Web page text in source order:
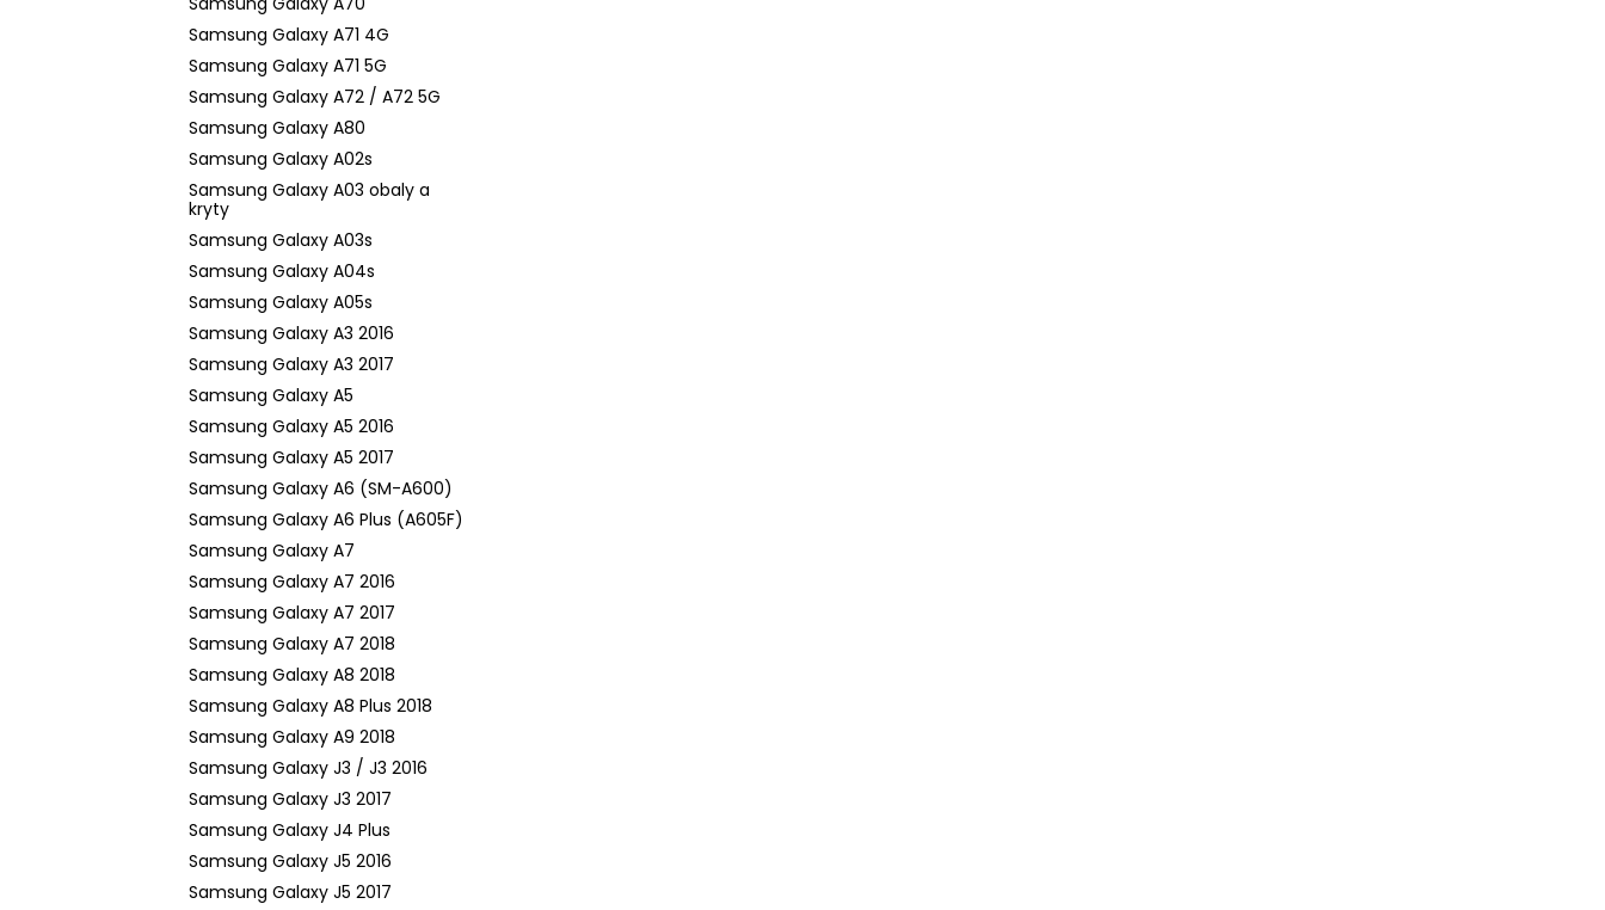
Samsung Galaxy A71 4G
Samsung Galaxy A71 5G
Samsung Galaxy A72 / A72 5G
Samsung Galaxy A80
Samsung Galaxy A02s
Samsung Galaxy A03 obaly a
kryty
Samsung Galaxy A03s
Samsung Galaxy A04s
Samsung Galaxy A05s
Samsung Galaxy A3 2016
Samsung Galaxy A3 2017
Samsung Galaxy A5
Samsung Galaxy A5 2016
Samsung Galaxy A5 2017
Samsung Galaxy A6 (SM-A600)
Samsung Galaxy A6 Plus (A605F)
Samsung Galaxy A7
Samsung Galaxy A7 2016
Samsung Galaxy A7 2017
Samsung Galaxy A7 2018
Samsung Galaxy A8 2018
Samsung Galaxy A8 Plus 2018
Samsung Galaxy A9 2018
Samsung Galaxy J3 / J3 2016
Samsung Galaxy J3 2017
Samsung Galaxy J4 Plus
Samsung Galaxy J5 2016
Samsung Galaxy J5 2017